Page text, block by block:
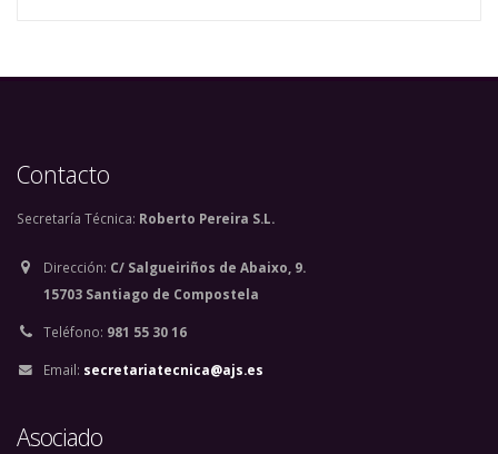
Contacto
Secretaría Técnica: Roberto Pereira S.L.
Dirección: C/ Salgueiriños de Abaixo, 9.
15703 Santiago de Compostela
Teléfono: 981 55 30 16
Email: secretariatecnica@ajs.es
Asociado